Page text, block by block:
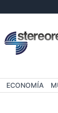
ECONOMÍA